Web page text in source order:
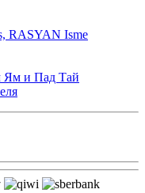
RASYAN Isme
Ям и Пад Тай